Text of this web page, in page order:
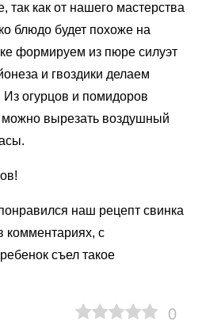
так как от нашего мастерства
блюдо будет похоже на
формируем из пюре силуэт
и гвоздики делаем
Из огурцов и помидоров
вырезать воздушный
наш рецепт свинка
с
съел такое
0